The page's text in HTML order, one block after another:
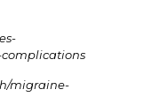
migraine-